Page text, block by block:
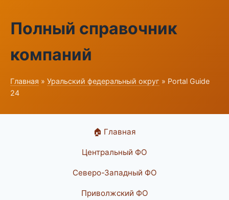
Полный справочник
компаний
Главная » Уральский федеральный округ » Portal Guide
24
🏠 Главная
Центральный ФО
Северо-Западный ФО
Приволжский ФО